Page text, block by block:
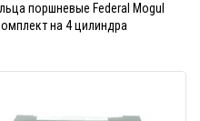
поршневые Federal Mogul
на 4 цилиндра